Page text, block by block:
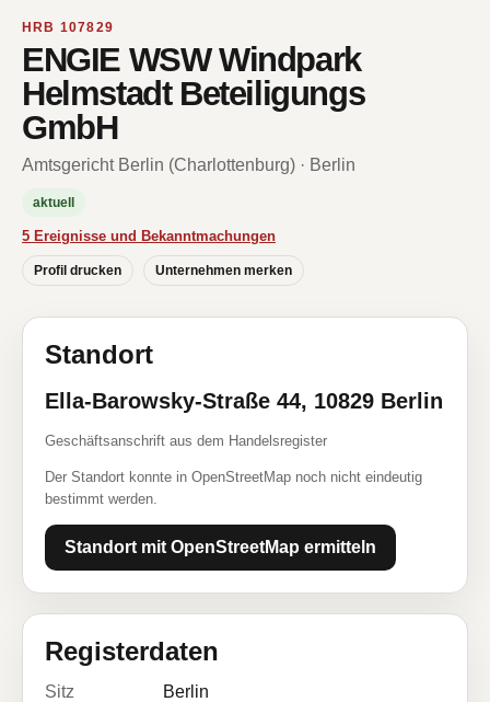
HRB 107829
ENGIE WSW Windpark
Helmstadt Beteiligungs
GmbH
Amtsgericht Berlin (Charlottenburg) · Berlin
aktuell
5 Ereignisse und Bekanntmachungen
Profil drucken Unternehmen merken
Standort
Ella-Barowsky-Straße 44, 10829 Berlin
Geschäftsanschrift aus dem Handelsregister
Der Standort konnte in OpenStreetMap noch nicht eindeutig
bestimmt werden.
Standort mit OpenStreetMap ermitteln
Registerdaten
Sitz
Berlin